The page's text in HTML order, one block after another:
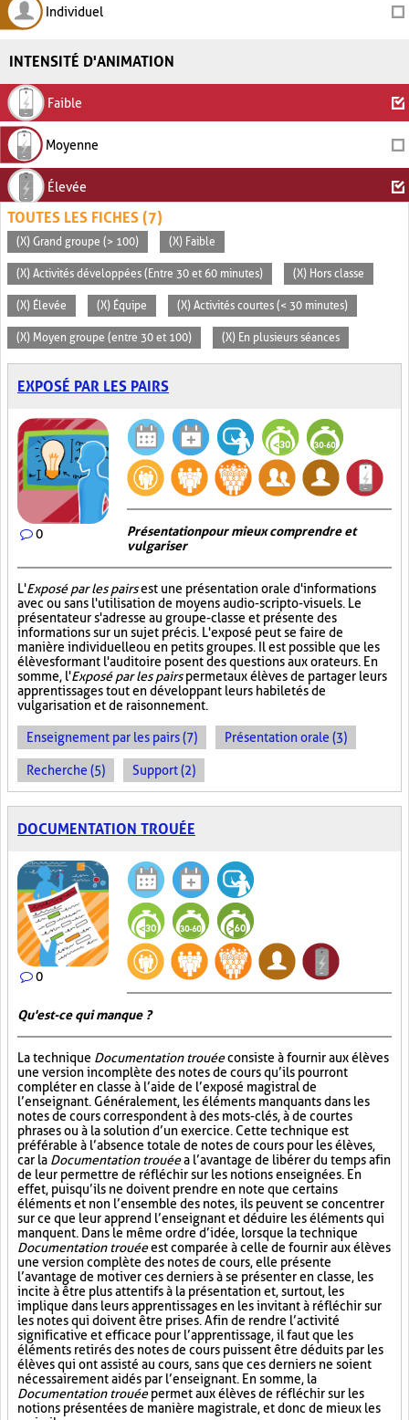
Individuel
INTENSITÉ D'ANIMATION
Faible
Moyenne
Élevée
TOUTES LES FICHES (7)
(X) Grand groupe (> 100) (X) Faible
(X) Activités développées (Entre 30 et 60 minutes) (X) Hors classe
(X) Élevée (X) Équipe (X) Activités courtes (< 30 minutes)
(X) Moyen groupe (entre 30 et 100) (X) En plusieurs séances
EXPOSÉ PAR LES PAIRS
0
Présentation pour mieux comprendre et
vulgariser
L'Exposé par les pairsest une présentation orale d'informations
avec ou sans l'utilisation de moyens audio-scripto-visuels. Le
présentateur s'adresse au groupe-classe et présente des
informations sur un sujet précis. L'exposé peut se faire de
manière individuelle ou en petits groupes. Il est possible que les
élèves formant l'auditoire posent des questions aux orateurs. En
somme, l'Exposé par les pairspermet aux élèves de partager leurs
apprentissages tout en développant leurs habiletés de
vulgarisation et de raisonnement.
Enseignement par les pairs (7) Présentation orale (3)
Recherche (5) Support (2)
DOCUMENTATION TROUÉE
0
Qu'est-ce qui manque ?
La technique Documentation trouéeconsiste à fournir aux élèves
une version incomplète des notes de cours qu’ils pourront
compléter en classe à l’aide de l’exposé magistral de
l’enseignant. Généralement, les éléments manquants dans les
notes de cours correspondent à des mots-clés, à de courtes
phrases ou à la solution d’un exercice. Cette technique est
préférable à l’absence totale de notes de cours pour les élèves,
car la Documentation trouéea l’avantage de libérer du temps afin
de leur permettre de réfléchir sur les notions enseignées. En
effet, puisqu’ils ne doivent prendre en note que certains
éléments et non l’ensemble des notes, ils peuvent se concentrer
sur ce que leur apprend l’enseignant et déduire les éléments qui
manquent. Dans le même ordre d’idée, lorsque la technique
Documentation trouéeest comparée à celle de fournir aux élèves
une version complète des notes de cours, elle présente
l’avantage de motiver ces derniers à se présenter en classe, les
incite à être plus attentifs à la présentation et, surtout, les
implique dans leurs apprentissages en les invitant à réfléchir sur
les notes qui doivent être prises. Afin de rendre l’activité
significative et efficace pour l’apprentissage, il faut que les
éléments retirés des notes de cours puissent être déduits par les
élèves qui ont assisté au cours, sans que ces derniers ne soient
nécessairement aidés par l’enseignant. En somme, la
Documentation trouéepermet aux élèves de réfléchir sur les
notions présentées de manière magistrale, et donc de mieux les